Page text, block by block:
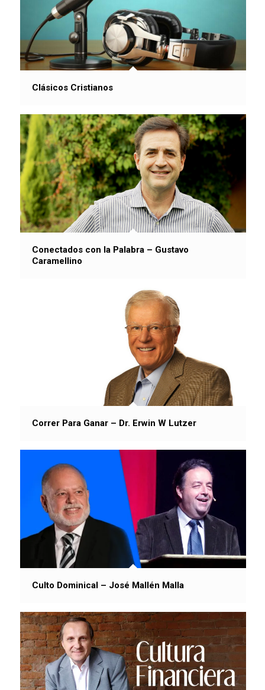
Clásicos Cristianos
Conectados con la Palabra – Gustavo
Caramellino
Correr Para Ganar – Dr. Erwin W Lutzer
Culto Dominical – José Mallén Malla